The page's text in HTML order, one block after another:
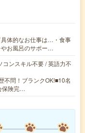
体的なお仕事は…・食事
お風呂のサポー…
コンスキル不要 / 英語力不
不問！ブランクOK!■10名
保険完…